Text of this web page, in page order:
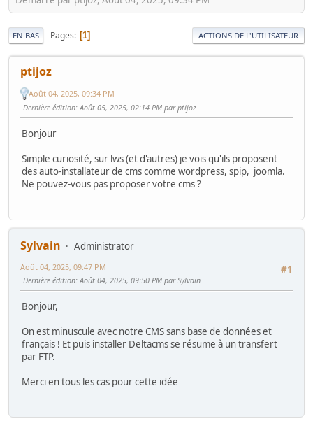
EN BAS Pages 1 ACTIONS DE L'UTILISATEUR
ptijoz
Août 04, 2025, 09:34 PM
Dernière édition: Août 05, 2025, 02:14 PM par ptijoz
Bonjour
Simple curiosité, sur lws (et d'autres) je vois qu'ils proposent
des auto-installateur de cms comme wordpress, spip, joomla.
Ne pouvez-vous pas proposer votre cms ?
Sylvain
Administrator
#1
Août 04, 2025, 09:47 PM
Dernière édition: Août 04, 2025, 09:50 PM par Sylvain
Bonjour,
On est minuscule avec notre CMS sans base de données et
français ! Et puis installer Deltacms se résume à un transfert
par FTP.
Merci en tous les cas pour cette idée